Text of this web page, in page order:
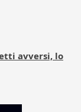
avversi, lo